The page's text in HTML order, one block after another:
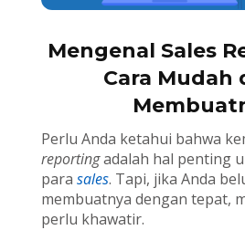
Mengenal Sales
Cara Mudah
Perlu Anda ketahui bahwa
reportingadalah hal penting
para sales. Tapi, jika Anda
membuatnya dengan tepat,
perlu khawatir.